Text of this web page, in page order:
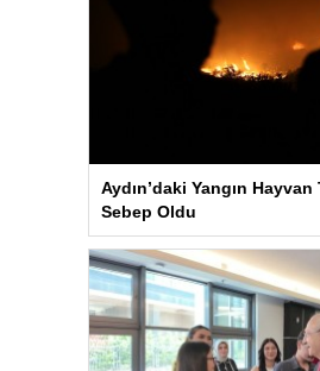
Aydın’daki Yangın
Sebep Oldu